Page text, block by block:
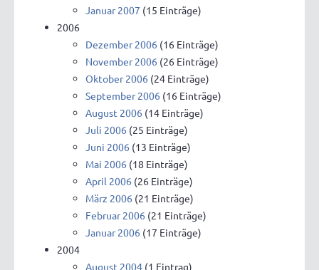
Januar 2007 (15 Einträge)
2006
Dezember 2006 (16 Einträge)
November 2006 (26 Einträge)
Oktober 2006 (24 Einträge)
September 2006 (16 Einträge)
August 2006 (14 Einträge)
Juli 2006 (25 Einträge)
Juni 2006 (13 Einträge)
Mai 2006 (18 Einträge)
April 2006 (26 Einträge)
März 2006 (21 Einträge)
Februar 2006 (21 Einträge)
Januar 2006 (17 Einträge)
2004
August 2004 (1 Eintrag)